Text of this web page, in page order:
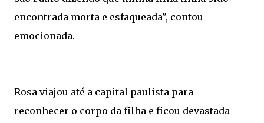
encontrada morta e esfaqueada", contou
emocionada.
Rosa viajou até a capital paulista para
reconhecer o corpo da filha e ficou devastada